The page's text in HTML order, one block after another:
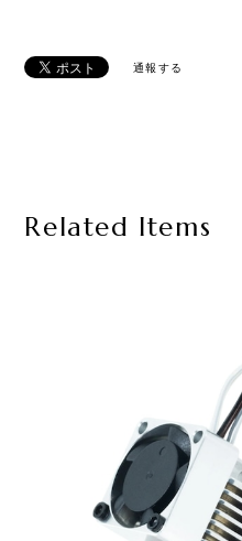
通報する
Related Items